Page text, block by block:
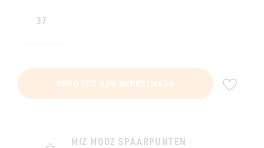
37
VOEG TOE AAN WINKELMAND
MIZ MOOZ SPAARPUNTEN